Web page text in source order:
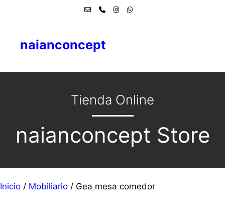
naianconcept
Tienda Online
naianconcept Store
Inicio / Mobiliario / Gea mesa comedor